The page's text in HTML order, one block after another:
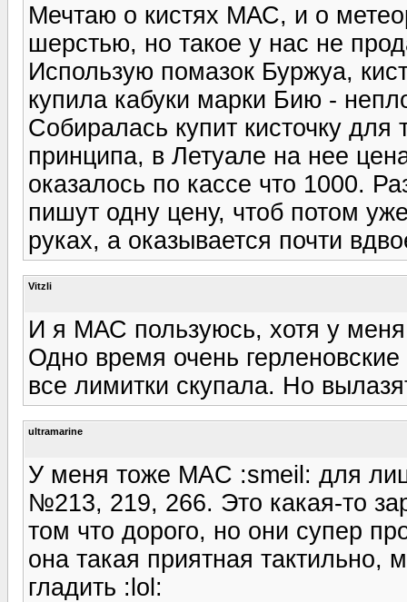
Мечтаю о кистях МАС, и о
шерстью, но такое у нас не
Использую помазок Буржуа,
купила кабуки марки Бию -
Собиралась купит кисточку
принципа, в Летуале на нее
оказалось по кассе что 1000.
пишут одну цену, чтоб потом
руках, а оказывается почти
Vitzli
И я МАС пользуюсь, хотя у
Одно время очень
все лимитки скупала. Но
ultramarine
У меня тоже MAC :smeil: для
№213, 219, 266. Это какая-то
том что дорого, но они супер
она такая приятная
гладить :lol: